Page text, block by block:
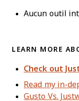
Aucun outil
LEARN MORE
Check out
Read my in-
Gusto Vs.